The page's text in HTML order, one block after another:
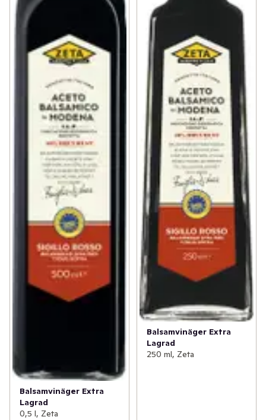
Balsamvinäger Extra
Lagrad
0,5 l, Zeta
Balsamvinäger Extra
Lagrad
250 ml, Zeta